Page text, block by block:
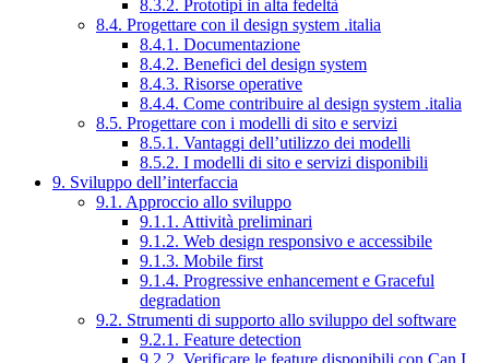
8.3.2. Prototipi in alta fedeltà
8.4. Progettare con il design system .italia
8.4.1. Documentazione
8.4.2. Benefici del design system
8.4.3. Risorse operative
8.4.4. Come contribuire al design system .italia
8.5. Progettare con i modelli di sito e servizi
8.5.1. Vantaggi dell’utilizzo dei modelli
8.5.2. I modelli di sito e servizi disponibili
9. Sviluppo dell’interfaccia
9.1. Approccio allo sviluppo
9.1.1. Attività preliminari
9.1.2. Web design responsivo e accessibile
9.1.3. Mobile first
9.1.4. Progressive enhancement e Graceful
degradation
9.2. Strumenti di supporto allo sviluppo del software
9.2.1. Feature detection
9.2.2. Verificare le feature disponibili con Can I